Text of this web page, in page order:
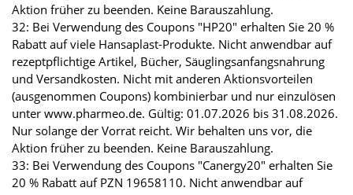
Aktion früher zu beenden. Keine Barauszahlung.
32: Bei Verwendung des Coupons "HP20" erhalten Sie 20 %
Rabatt auf viele Hansaplast-Produkte. Nicht anwendbar auf
rezeptpflichtige Artikel, Bücher, Säuglingsanfangsnahrung
und Versandkosten. Nicht mit anderen Aktionsvorteilen
(ausgenommen Coupons) kombinierbar und nur einzulösen
unter www.pharmeo.de. Gültig: 01.07.2026 bis 31.08.2026.
Nur solange der Vorrat reicht. Wir behalten uns vor, die
Aktion früher zu beenden. Keine Barauszahlung.
33: Bei Verwendung des Coupons "Canergy20" erhalten Sie
20 % Rabatt auf PZN 19658110. Nicht anwendbar auf